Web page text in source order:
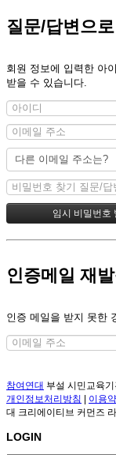
질문/답변으로
회원 정보에 입력한 아
받을 수 있습니다.
인증메일 재
인증 메일을 받지 못한
참여연대 부설 시민교육
개인정보처리방침
이용
대 크리에이티브 커먼즈
LOGIN